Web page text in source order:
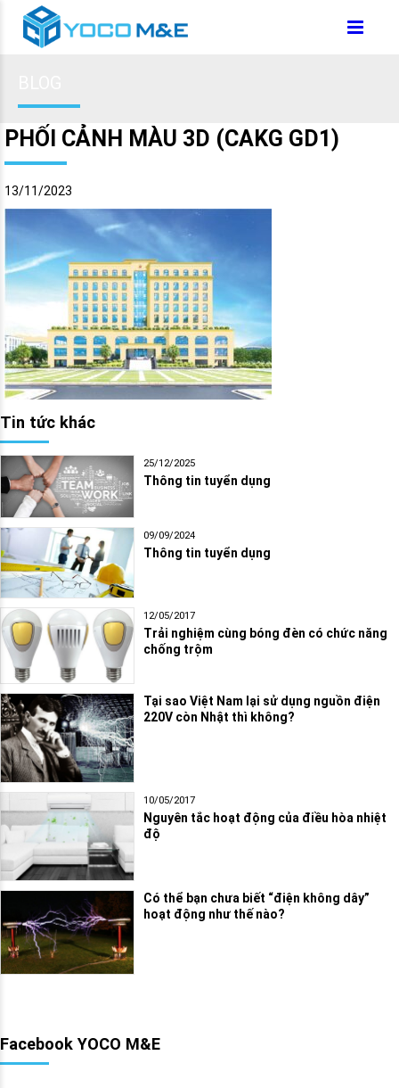
PHỐI CẢNH MÀU 3D (CAKG GD1)
13/11/2023
Tin tức khác
25/12/2025
Thông tin tuyển dụng
09/09/2024
Thông tin tuyển dụng
12/05/2017
Trải nghiệm cùng bóng đèn có chức năng
chống trộm
Tại sao Việt Nam lại sử dụng nguồn điện
220V còn Nhật thì không?
10/05/2017
Nguyên tắc hoạt động của điều hòa nhiệt
độ
Có thể bạn chưa biết “điện không dây”
hoạt động như thế nào?
Facebook YOCO M&E